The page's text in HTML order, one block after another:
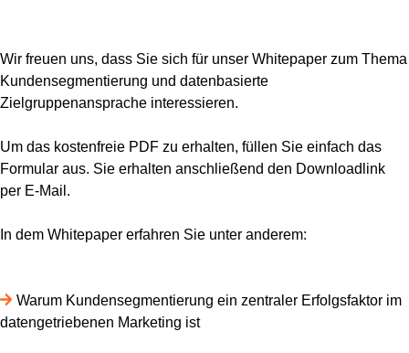
Wir freuen uns, dass Sie sich für unser Whitepaper zum Thema
Kundensegmentierung und datenbasierte
Zielgruppenansprache interessieren.
Um das kostenfreie PDF zu erhalten, füllen Sie einfach das
Formular aus. Sie erhalten anschließend den Downloadlink
per E-Mail.
In dem Whitepaper erfahren Sie unter anderem:
Warum Kundensegmentierung ein zentraler Erfolgsfaktor im
datengetriebenen Marketing ist